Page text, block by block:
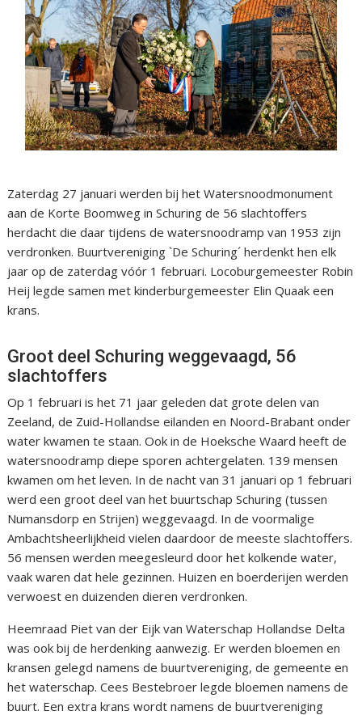
Zaterdag 27 januari werden bij het Watersnoodmonument
aan de Korte Boomweg in Schuring de 56 slachtoffers
herdacht die daar tijdens de watersnoodramp van 1953 zijn
verdronken. Buurtvereniging `De Schuring´ herdenkt hen elk
jaar op de zaterdag vóór 1 februari. Locoburgemeester Robin
Heij legde samen met kinderburgemeester Elin Quaak een
krans.
Groot deel Schuring weggevaagd, 56
slachtoffers
Op 1 februari is het 71 jaar geleden dat grote delen van
Zeeland, de Zuid-Hollandse eilanden en Noord-Brabant onder
water kwamen te staan. Ook in de Hoeksche Waard heeft de
watersnoodramp diepe sporen achtergelaten. 139 mensen
kwamen om het leven. In de nacht van 31 januari op 1 februari
werd een groot deel van het buurtschap Schuring (tussen
Numansdorp en Strijen) weggevaagd. In de voormalige
Ambachtsheerlijkheid vielen daardoor de meeste slachtoffers.
56 mensen werden meegesleurd door het kolkende water,
vaak waren dat hele gezinnen. Huizen en boerderijen werden
verwoest en duizenden dieren verdronken.
Heemraad Piet van der Eijk van Waterschap Hollandse Delta
was ook bij de herdenking aanwezig. Er werden bloemen en
kransen gelegd namens de buurtvereniging, de gemeente en
het waterschap. Cees Bestebroer legde bloemen namens de
buurt. Een extra krans wordt namens de buurtvereniging